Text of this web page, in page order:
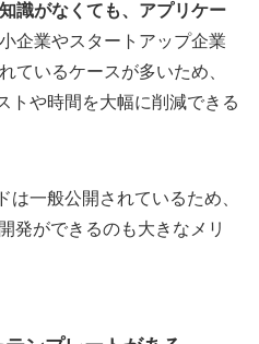
識がなくても、アプリケー
企業やスタートアップ企業
ているケースが多いため、
トや時間を大幅に削減できる
は一般公開されているため、
発ができるのも大きなメリ